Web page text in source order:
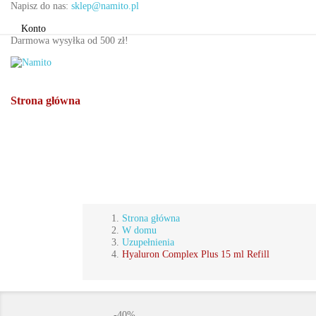
Napisz do nas: sklep@namito.pl
Konto
Darmowa wysyłka od 500 zł!
Strona główna
Strona główna
W domu
Uzupełnienia
Hyaluron Complex Plus 15 ml Refill